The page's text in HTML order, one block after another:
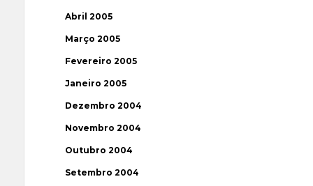
Abril 2005
Março 2005
Fevereiro 2005
Janeiro 2005
Dezembro 2004
Novembro 2004
Outubro 2004
Setembro 2004